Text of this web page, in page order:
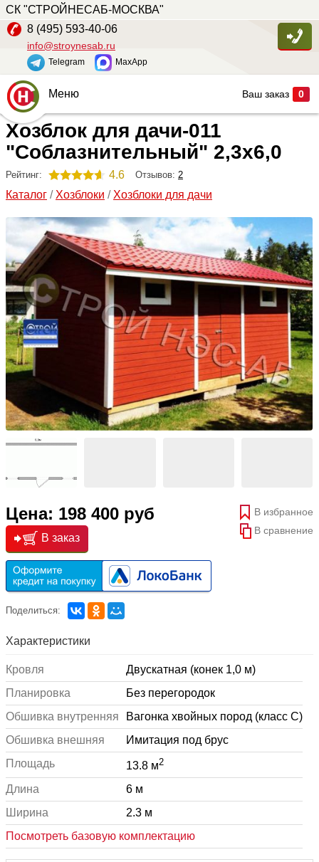
СК "СТРОЙНЕСАБ-МОСКВА"
8 (495) 593-40-06
info@stroynesab.ru
Telegram MaxApp
Ваш заказ 0
Главная
Каталог
Услуги
Сопутствующие товары
О компании
Контакты
Меню
Хозблок для дачи-011
"Соблазнительный" 2,3х6,0
Рейтинг: 4.6 Отзывов: 2
Каталог / Хозблоки / Хозблоки для дачи
Цена: 198 400 руб
В избранное
В сравнение
В заказ
Поделиться:
Характеристики
Кровля
Двускатная (конек 1,0 м)
Планировка
Без перегородок
Обшивка внутренняя
Вагонка хвойных пород (класс С)
Обшивка внешняя
Имитация под брус
Площадь
13.8 м2
Длина
6 м
Ширина
2.3 м
Посмотреть базовую комплектацию